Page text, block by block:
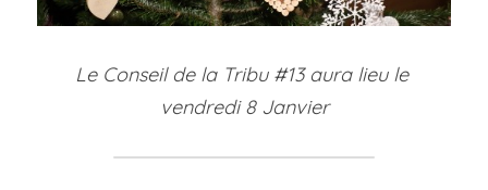
Le Conseil de la Tribu #13 aura lieu le
vendredi 8 Janvier